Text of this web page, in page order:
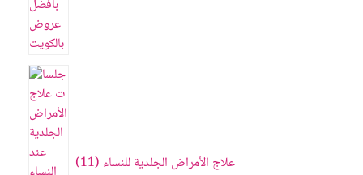
علاج الأمراض الجلدية للنساء 11